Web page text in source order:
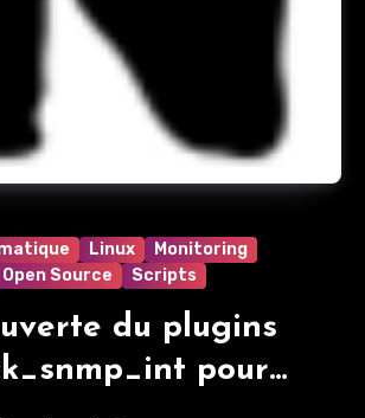
Linux
Monitoring
Open Source
Scripts
du plugins
pour